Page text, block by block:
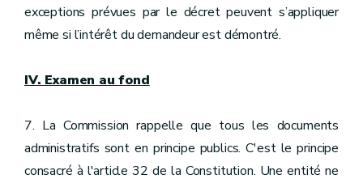
exceptions prévues par le décret peuvent s’appliquer
même si l’intérêt du demandeur est démontré.
IV. Examen au fond
7. La Commission rappelle que tous les documents
administratifs sont en principe publics. C'est le principe
consacré à l'article 32 de la Constitution. Une entité ne